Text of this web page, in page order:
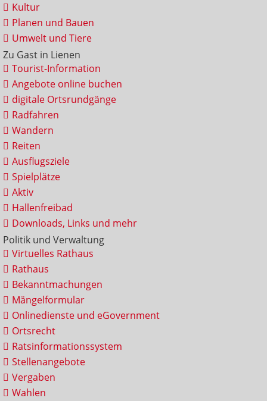
Kultur
Planen und Bauen
Umwelt und Tiere
Zu Gast in Lienen
Tourist-Information
Angebote online buchen
digitale Ortsrundgänge
Radfahren
Wandern
Reiten
Ausflugsziele
Spielplätze
Aktiv
Hallenfreibad
Downloads, Links und mehr
Politik und Verwaltung
Virtuelles Rathaus
Rathaus
Bekanntmachungen
Mängelformular
Onlinedienste und eGovernment
Ortsrecht
Ratsinformationssystem
Stellenangebote
Vergaben
Wahlen